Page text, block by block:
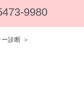
9980
ー診断 ＞